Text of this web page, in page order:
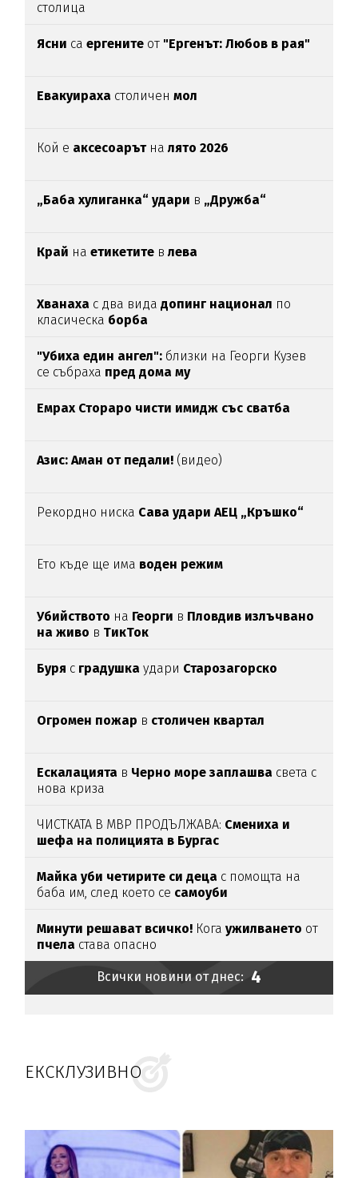
столица
Ясни са ергените от "Ергенът: Любов в рая"
Евакуираха столиченмол
Кой е аксесоарътналято 2026
„Баба хулиганка“ удари в „Дружба“
Край наетикетите влева
Хванаха с два видадопинг национал по
класическа борба
"Убиха един ангел": близки на Георги Кузев
се събраха пред дома му
Емрах Стораро чисти имидж със сватба
Азис: Аман от педали! (видео)
Рекордно ниска Сава удари АЕЦ „Кръшко“
Ето къде ще има воден режим
Убийството на Георги в Пловдив излъчвано
на живо в ТикТок
Буря с градушкаудари Старозагорско
Огромен пожар в столичен квартал
Ескалацията в Черно море заплашва света с
нова криза
ЧИСТКАТА В МВР ПРОДЪЛЖАВА: Смениха и
шефа на полицията в Бургас
Майка уби четирите си деца с помощта на
баба им, след което се самоуби
Минути решават всичко! Когаужилването от
пчела става опасно
Всички новини от днес: 4
ЕКСКЛУЗИВНО